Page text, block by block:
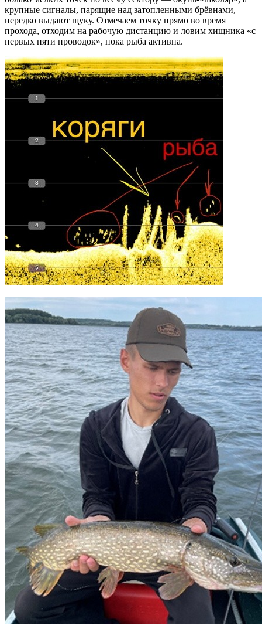
крупные сигналы, парящие над затопленными брёвнами,
нередко выдают щуку. Отмечаем точку прямо во время
прохода, отходим на рабочую дистанцию и ловим хищника «с
первых пяти проводок», пока рыба активна.